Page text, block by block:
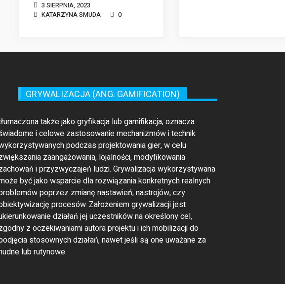
3 SIERPNIA, 2023
KATARZYNA SMUDA
0
GRYWALIZACJA (ANG. GAMIFICATION)
także jako gryfikacja lub gamifikacja, oznacza
i celowe zastosowanie mechanizmów i technik
podczas projektowania gier, w celu
zaangażowania, lojalności, modyfikowania
i przyzwyczajeń ludzi. Grywalizacja wykorzystywana
być jako wsparcie dla rozwiązania konkretnych realnych
poprzez zmianę nastawień, nastrojów, czy
procesów. Założeniem grywalizacji jest
działań jej uczestników na określony cel,
z oczekiwaniami autora projektu i ich mobilizacji do
stosownych działań, nawet jeśli są one uważane za
lub rutynowe.